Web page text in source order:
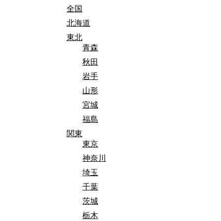
全国
北海道
東北
青森
秋田
岩手
山形
宮城
福島
関東
東京
神奈川
埼玉
千葉
茨城
栃木